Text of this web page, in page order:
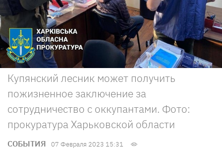
Купянский лесник может получить
пожизненное заключение за
сотрудничество с оккупантами. Фото:
прокуратура Харьковской области
СОБЫТИЯ 07 Февраля 2023 15:31